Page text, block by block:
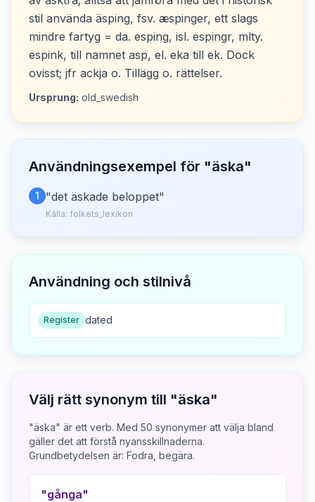
stil använda äsping, fsv. æspinger, ett slags
mindre fartyg = da. esping, isl. espingr, mlty.
espink, till namnet asp, el. eka till ek. Dock
ovisst; jfr ackja o. Tillägg o. rättelser.
Ursprung: old_swedish
Användningsexempel för "äska"
1 "det äskade beloppet"
Källa: folkets_lexikon
Användning och stilnivå
Register dated
Välj rätt synonym till "äska"
"äska" är ett verb. Med 50 synonymer att välja bland
gäller det att förstå nyansskillnaderna.
Grundbetydelsen är: Fodra, begära.
"gånga"